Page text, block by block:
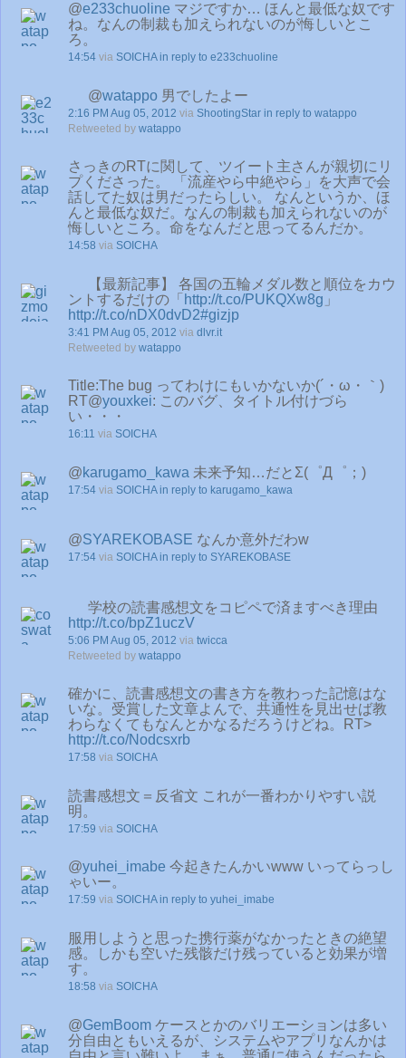
@e233chuoline マジですか… ほんと最低な奴です
ね。なんの制裁も加えられないのが悔しいとこ
ろ。
14:54 via SOICHA in reply to e233chuoline
@watappo 男でしたよー
2:16 PM Aug 05, 2012 via ShootingStar in reply to watappo
Retweeted by watappo
さっきのRTに関して、ツイート主さんが親切にリ
プくださった。 「流産やら中絶やら」を大声で会
話してた奴は男だったらしい。 なんというか、ほ
んと最低な奴だ。なんの制裁も加えられないのが
悔しいところ。命をなんだと思ってるんだか。
14:58 via SOICHA
【最新記事】 各国の五輪メダル数と順位をカウ
ントするだけの「 http://t.co/PUKQXw8g 」
http://t.co/nDX0dvD2#gizjp
3:41 PM Aug 05, 2012 via dlvr.it
Retweeted by watappo
Title:The bug ってわけにもいかないか(´・ω・｀)
RT@youxkei: このバグ、タイトル付けづら
い・・・
16:11 via SOICHA
@karugamo_kawa 未来予知…だとΣ(゜Д゜；)
17:54 via SOICHA in reply to karugamo_kawa
@SYAREKOBASE なんか意外だわw
17:54 via SOICHA in reply to SYAREKOBASE
学校の読書感想文をコピペで済ますべき理由
http://t.co/bpZ1uczV
5:06 PM Aug 05, 2012 via twicca
Retweeted by watappo
確かに、読書感想文の書き方を教わった記憶はな
いな。受賞した文章よんで、共通性を見出せば教
わらなくてもなんとかなるだろうけどね。RT>
http://t.co/Nodcsxrb
17:58 via SOICHA
読書感想文＝反省文 これが一番わかりやすい説
明。
17:59 via SOICHA
@yuhei_imabe 今起きたんかいwww いってらっし
ゃいー。
17:59 via SOICHA in reply to yuhei_imabe
服用しようと思った携行薬がなかったときの絶望
感。しかも空いた残骸だけ残っていると効果が増
す。
18:58 via SOICHA
@GemBoom ケースとかのバリエーションは多い
分自由ともいえるが、システムやアプリなんかは